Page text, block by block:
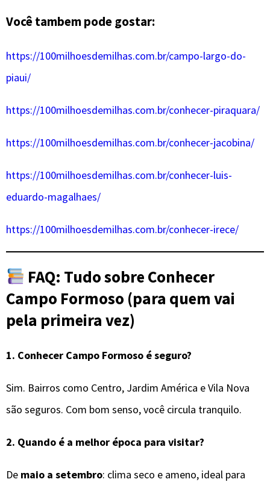
Você tambem pode gostar:
https://100milhoesdemilhas.com.br/campo-largo-do-
piaui/
https://100milhoesdemilhas.com.br/conhecer-piraquara/
https://100milhoesdemilhas.com.br/conhecer-jacobina/
https://100milhoesdemilhas.com.br/conhecer-luis-
eduardo-magalhaes/
https://100milhoesdemilhas.com.br/conhecer-irece/
FAQ: Tudo sobre Conhecer
Campo Formoso (para quem vai
pela primeira vez)
1. Conhecer Campo Formoso é seguro?
Sim. Bairros como Centro, Jardim América e Vila Nova
são seguros. Com bom senso, você circula tranquilo.
2. Quando é a melhor época para visitar?
De maio a setembro: clima seco e ameno, ideal para